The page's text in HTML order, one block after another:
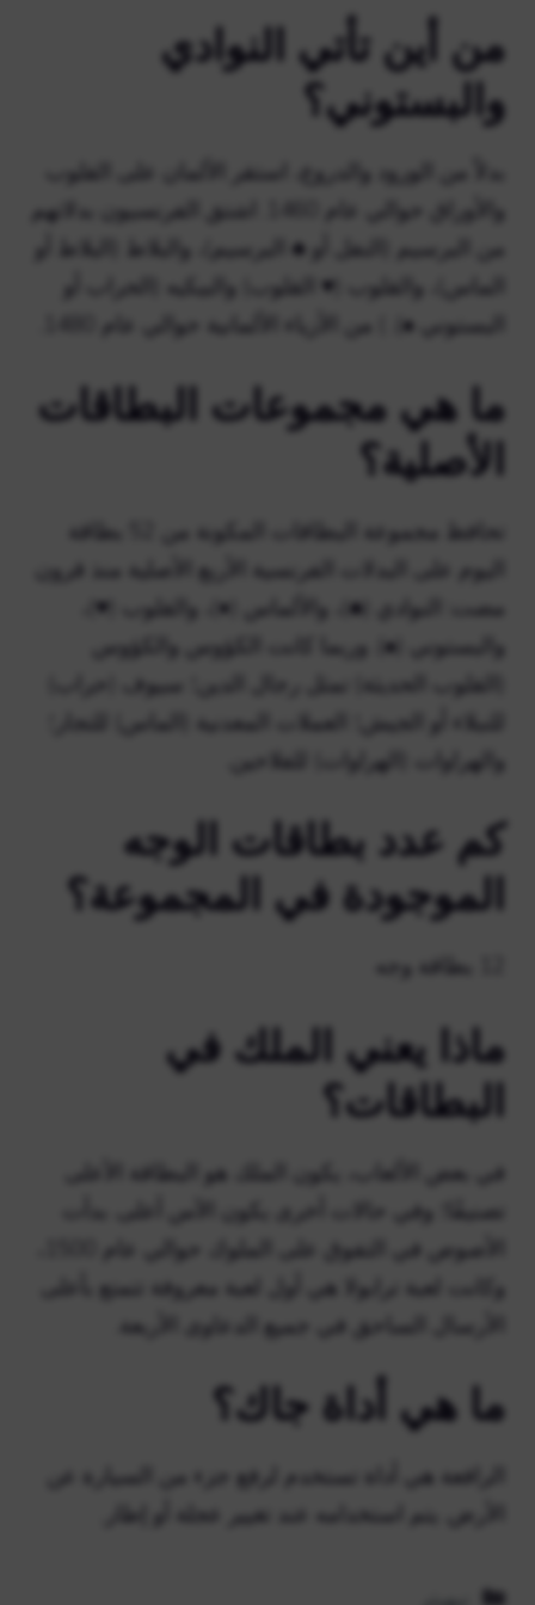
من أين تأتي النوادي
والبستوني؟
بدلاً من الورود والدروع، استقر الألمان على القلوب
والأوراق حوالي عام 1460. اشتق الفرنسيون بدلاتهم
من البرسيم (النفل أو ♣ البرسيم)، والبلاط (البلاط أو
الماس)، والقلوب (♥ القلوب) والبيكيه (الحراب أو
البستوني ♠). ) من الأزياء الألمانية حوالي عام 1480.
ما هي مجموعات البطاقات
الأصلية؟
تحافظ مجموعة البطاقات المكونة من 52 بطاقة
اليوم على البدلات الفرنسية الأربع الأصلية منذ قرون
مضت: النوادي (♣)، والألماس (♦)، والقلوب (♥)،
والبستوني (♠). وربما كانت الكؤوس والكؤوس
(القلوب الحديثة) تمثل رجال الدين؛ سيوف (حراب)
للنبلاء أو الجيش؛ العملات المعدنية (الماس) للتجار؛
والهراوات (الهراوات) للفلاحين.
كم عدد بطاقات الوجه
الموجودة في المجموعة؟
ماذا يعني الملك في
البطاقات؟
في بعض الألعاب، يكون الملك هو البطاقة الأعلى
تصنيفًا؛ وفي حالات أخرى يكون الآس أعلى. بدأت
وكانت لعبة ترابولا هي أول لعبة معروفة تتمتع بأعلى
الأرسال الساحق في جميع الدعاوى الأربعة.
ما هي أداة جاك؟
الرافعة هي أداة تستخدم لرفع جزء من السيارة عن
الأرض. يتم استخدامه عند تغيير عجلة أو إطار.